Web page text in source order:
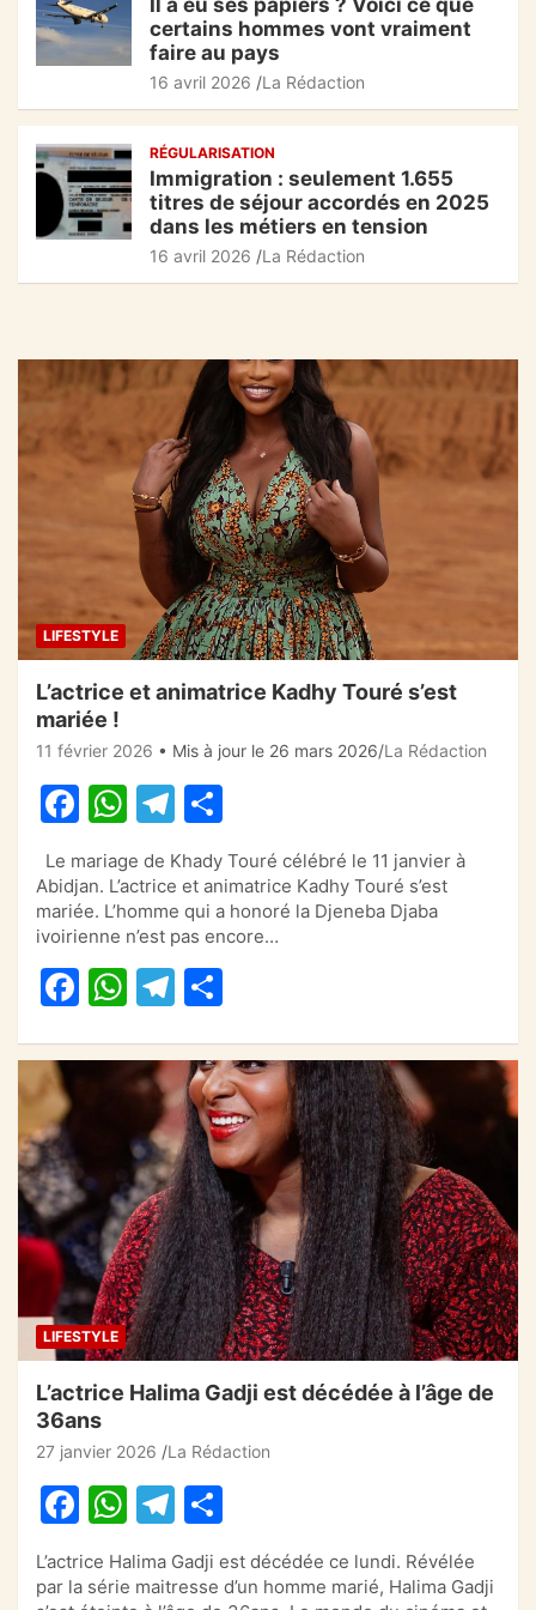
Il a eu ses papiers ? Voici ce que
certains hommes vont vraiment
faire au pays
16 avril 2026 La Rédaction
RÉGULARISATION
Immigration : seulement 1.655
titres de séjour accordés en 2025
dans les métiers en tension
16 avril 2026 La Rédaction
LIFESTYLE
L’actrice et animatrice Kadhy Touré s’est
mariée !
11 février 2026 • Mis à jour le 26 mars 2026 La Rédaction
F
c
e
b
o
o
k
W
at
s
A
p
p
T
el
e
gr
a
m
ar
ta
g
er
Le mariage de Khady Touré célébré le 11 janvier à
Abidjan. L’actrice et animatrice Kadhy Touré s’est
mariée. L’homme qui a honoré la Djeneba Djaba
ivoirienne n’est pas encore…
F
c
o
o
k
W
at
s
A
p
p
T
e
gr
a
m
ta
g
er
LIFESTYLE
L’actrice Halima Gadji est décédée à l’âge de
36ans
27 janvier 2026 La Rédaction
F
c
W
at
T
e ta
L’actrice Halima Gadji est décédée ce lundi. Révélée
par la série maitresse d’un homme marié, Halima Gadji